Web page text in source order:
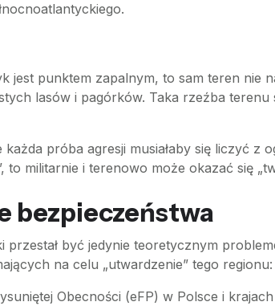
punktem zapalnym, to sam teren nie
lasów i pagórków. Taka rzeźba
próba agresji musiałaby się liczyć z
militarnie i terenowo może okazać się
bezpieczeństwa
przestał być jedynie teoretycznym
na celu „utwardzenie” tego regionu:
Obecności (eFP) w Polsce i